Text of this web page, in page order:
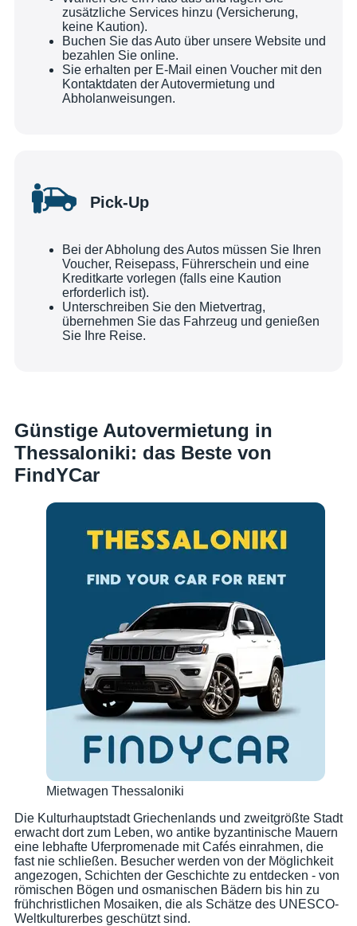
zusätzliche Services hinzu (Versicherung,
keine Kaution).
Buchen Sie das Auto über unsere Website und
bezahlen Sie online.
Sie erhalten per E-Mail einen Voucher mit den
Kontaktdaten der Autovermietung und
Abholanweisungen.
Pick-Up
Bei der Abholung des Autos müssen Sie Ihren
Voucher, Reisepass, Führerschein und eine
Kreditkarte vorlegen (falls eine Kaution
erforderlich ist).
Unterschreiben Sie den Mietvertrag,
übernehmen Sie das Fahrzeug und genießen
Sie Ihre Reise.
Günstige Autovermietung in
Thessaloniki: das Beste von
FindYCar
Mietwagen Thessaloniki
Die Kulturhauptstadt Griechenlands und zweitgrößte Stadt
erwacht dort zum Leben, wo antike byzantinische Mauern
eine lebhafte Uferpromenade mit Cafés einrahmen, die
fast nie schließen. Besucher werden von der Möglichkeit
angezogen, Schichten der Geschichte zu entdecken - von
römischen Bögen und osmanischen Bädern bis hin zu
frühchristlichen Mosaiken, die als Schätze des UNESCO-
Weltkulturerbes geschützt sind.